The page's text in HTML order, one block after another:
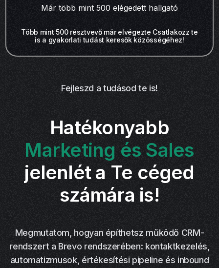
Már több mint 500 elégedett hallgató
Több mint 500 résztvevő már elvégezte Csatlakozz te
is a gyakorlati tudást keresők közösségéhez!
Fejleszd a tudásod te is!
Hatékonyabb
Marketing és Sales
jelenlét a Te céged
számára is!
Megmutatom, hogyan építhetsz működő CRM-
rendszert a Brevo rendszerében: kontaktkezelés,
automatizmusok, értékesítési pipeline és inbound